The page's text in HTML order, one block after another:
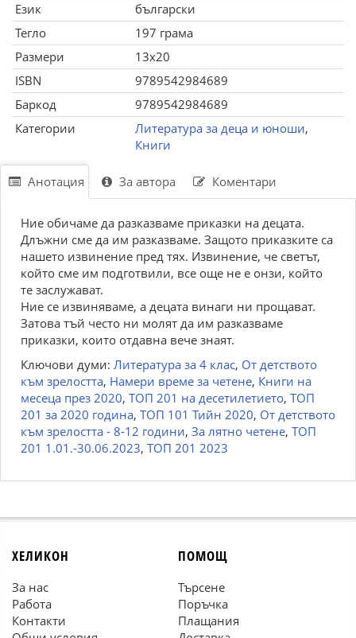
Език
български
Тегло
197 грама
Размери
13x20
ISBN
9789542984689
Баркод
9789542984689
Категории
Литература за деца и юноши,
Книги
Анотация За автора Коментари
Ние обичаме да разказваме приказки на децата.
Длъжни сме да им разказваме. Защото приказките са
нашето извинение пред тях. Извинение, че светът,
който сме им подготвили, все още не е онзи, който
те заслужават.
Ние се извиняваме, а децата винаги ни прощават.
Затова тъй често ни молят да им разказваме
приказки, които отдавна вече знаят.
Ключови думи: Литература за 4 клас, От детството
към зрелостта, Намери време за четене, Книги на
месеца през 2020, ТОП 201 на десетилетието, ТОП
201 за 2020 година, ТОП 101 Тийн 2020, От детството
към зрелостта - 8-12 години, За лятно четене, ТОП
201 1.01.-30.06.2023, ТОП 201 2023
ХЕЛИКОН
За нас
Работа
Контакти
ПОМОЩ
Търсене
Поръчка
Плащания